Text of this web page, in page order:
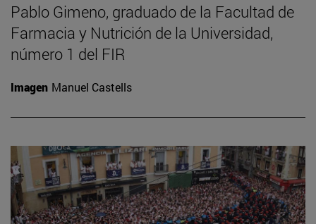
Pablo Gimeno, graduado de la Facultad de
Farmacia y Nutrición de la Universidad,
número 1 del FIR
Imagen Manuel Castells